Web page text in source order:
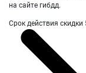
на сайте гибдд.
Срок действия